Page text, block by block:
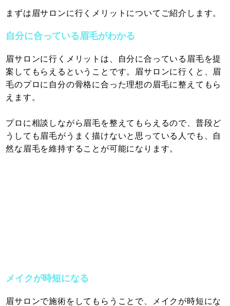
まずは眉サロンに行くメリットについてご紹介します。
自分に合っている眉毛がわかる
眉サロンに行くメリットは、自分に合っている眉毛を提
案してもらえるということです。眉サロンに行くと、眉
毛のプロに自分の骨格に合った理想の眉毛に整えてもら
えます。
プロに相談しながら眉毛を整えてもらえるので、普段ど
うしても眉毛がうまく描けないと思っている人でも、自
然な眉毛を維持することが可能になります。
メイクが時短になる
眉サロンで施術をしてもらうことで、メイクが時短にな